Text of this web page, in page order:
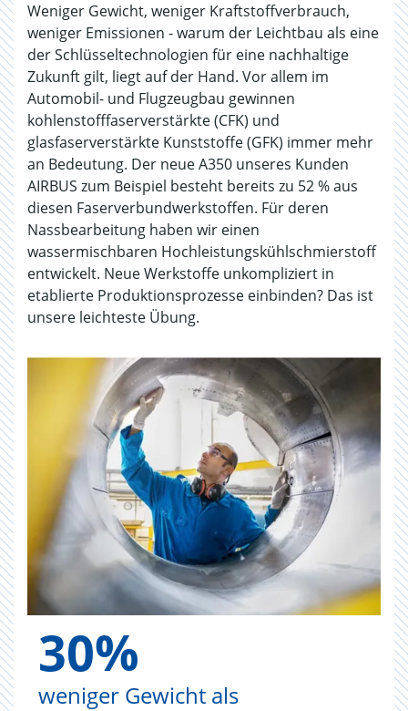
Weniger Gewicht, weniger Kraftstoffverbrauch,
weniger Emissionen - warum der Leichtbau als eine
der Schlüsseltechnologien für eine nachhaltige
Zukunft gilt, liegt auf der Hand. Vor allem im
Automobil- und Flugzeugbau gewinnen
kohlenstofffaserverstärkte (CFK) und
glasfaserverstärkte Kunststoffe (GFK) immer mehr
an Bedeutung. Der neue A350 unseres Kunden
AIRBUS zum Beispiel besteht bereits zu 52 % aus
diesen Faserverbundwerkstoffen. Für deren
Nassbearbeitung haben wir einen
wassermischbaren Hochleistungskühlschmierstoff
entwickelt. Neue Werkstoffe unkompliziert in
etablierte Produktionsprozesse einbinden? Das ist
unsere leichteste Übung.
30%
weniger Gewicht als